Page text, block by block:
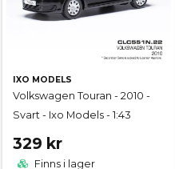
IXO MODELS
Volkswagen Touran - 2010 -
Svart - Ixo Models - 1:43
329 kr
Finns i lager